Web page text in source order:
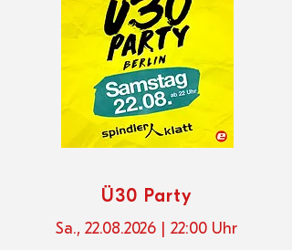
Ü30 Party
Sa., 22.08.2026| 22:00 Uhr